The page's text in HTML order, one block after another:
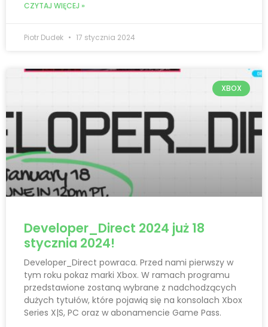
CZYTAJ WIĘCEJ »
Piotr Dudek 17 stycznia 2024
XBOX
Developer_Direct 2024 już 18
stycznia 2024!
Developer_Direct powraca. Przed nami pierwszy w
tym roku pokaz marki Xbox. W ramach programu
przedstawione zostaną wybrane z nadchodzących
dużych tytułów, które pojawią się na konsolach Xbox
Series X|S, PC oraz w abonamencie Game Pass.